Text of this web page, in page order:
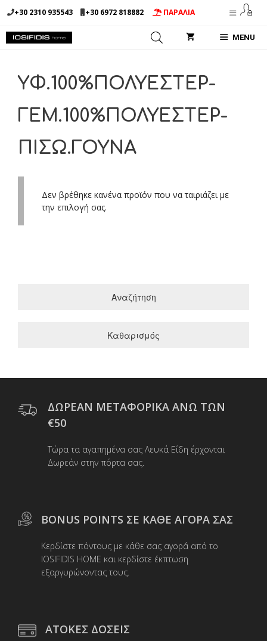
Μετάβαση
σε
περιεχόμενο
+30 2310 935543 +30 6972 818882 ΠΑΡΑΛΙΑ
MENU
ΥΦ.100%ΠΟΛΥΕΣΤΕΡ-
ΓΕΜ.100%ΠΟΛΥΕΣΤΕΡ-
ΠΙΣΩ.ΓΟΥΝΑ
Δεν βρέθηκε κανένα προϊόν που να ταιριάζει με
την επιλογή σας.
Αναζήτηση
Καθαρισμός
ΔΩΡΕΑΝ ΜΕΤΑΦΟΡΙΚΑ ΑΝΩ ΤΩΝ
€50
Τώρα τα αγαπημένα σας Λευκά Είδη έρχονται
Δωρεάν στην πόρτα σας.
BONUS POINTS ΣΕ ΚΑΘΕ ΑΓΟΡΑ ΣΑΣ
Κερδίστε πόντους με κάθε σας αγορά από το
IOSIFIDIS HOME και κερδίστε έκπτωση
εξαργυρώνοντας τους.
ΑΤΟΚΕΣ ΔΟΣΕΙΣ